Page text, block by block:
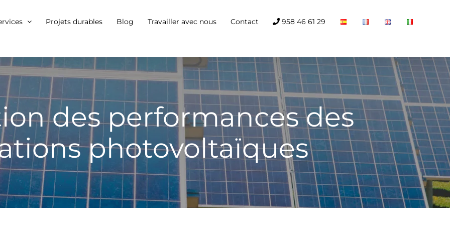
Projets durables Blog Travailler avec nous Contact 958 46 61 29
des performances des
photovoltaïques